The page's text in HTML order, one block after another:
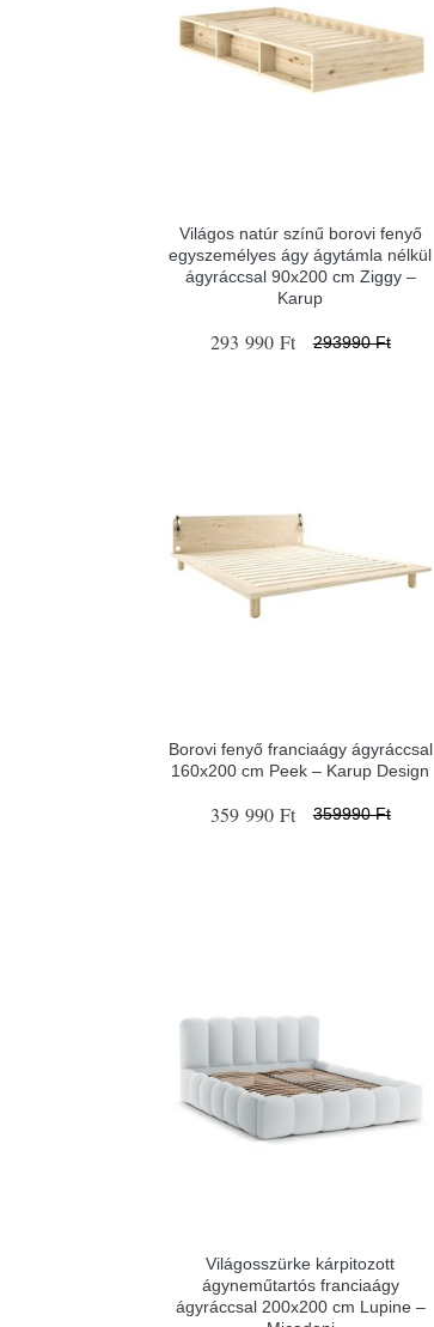
Világos natúr színű borovi fenyő
egyszemélyes ágy ágytámla nélkül
ágyráccsal 90x200 cm Ziggy –
Karup
293 990 Ft 293990 Ft
Borovi fenyő franciaágy ágyráccsal
160x200 cm Peek – Karup Design
359 990 Ft 359990 Ft
Világosszürke kárpitozott
ágyneműtartós franciaágy
ágyráccsal 200x200 cm Lupine –